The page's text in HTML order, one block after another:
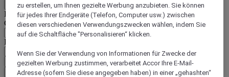
Zurück
Land und Sprache unten auswählen
Geografische Zone
Land/Region - Sprache
Mein Land und meine Sprache bestätigen
EUR (€)
zu erstellen, um Ihnen gezielte Werbung anzubieten. Sie können
für jedes Ihrer Endgeräte (Telefon, Computer usw.) zwischen
diesen verschiedenen Verwendungszwecken wählen, indem Sie
auf die Schaltfläche "Personalisieren“ klicken.
Wenn Sie der Verwendung von Informationen für Zwecke der
gezielten Werbung zustimmen, verarbeitet Accor Ihre E-Mail-
Adresse (sofern Sie diese angegeben haben) in einer „gehashten“